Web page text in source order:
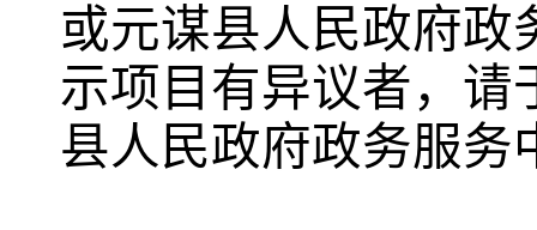
或元谋县人民政府政
示项目有异议者，请
县人民政府政务服务